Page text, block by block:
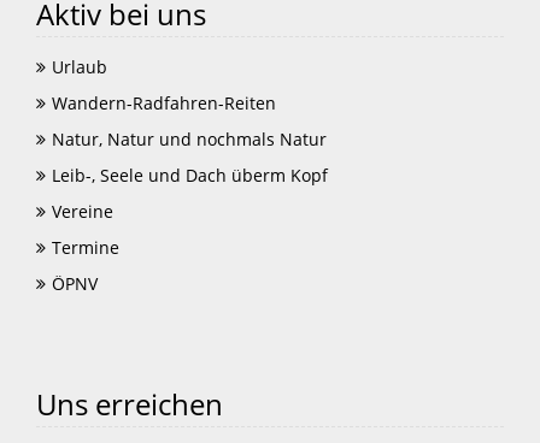
Aktiv bei uns
Urlaub
Wandern-Radfahren-Reiten
Natur, Natur und nochmals Natur
Leib-, Seele und Dach überm Kopf
Vereine
Termine
ÖPNV
Uns erreichen